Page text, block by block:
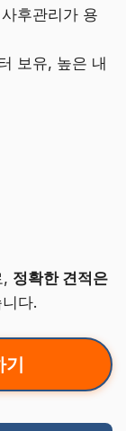
후관리가 용
보유, 높은 내
, 정확한 견적은
다.
기